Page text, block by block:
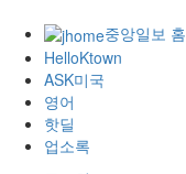
중앙일보 홈
HelloKtown
ASK미국
영어
핫딜
업소록